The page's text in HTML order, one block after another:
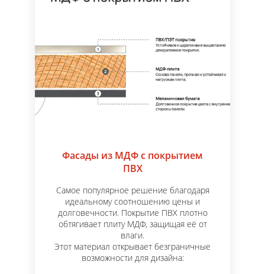
Фасады из МДФ с покрытием
ПВХ
Самое популярное решение благодаря
идеальному соотношению цены и
долговечности. Покрытие ПВХ плотно
обтягивает плиту МДФ, защищая её от
влаги.
Этот материал открывает безграничные
возможности для дизайна: